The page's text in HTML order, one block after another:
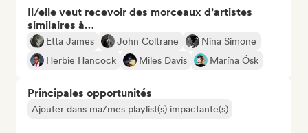
Il/elle veut recevoir des morceaux d’artistes
similaires à…
Etta James John Coltrane
Nina Simone
Herbie Hancock
Miles Davis Marína Ósk
Principales opportunités
Ajouter dans ma/mes playlist(s) impactante(s)